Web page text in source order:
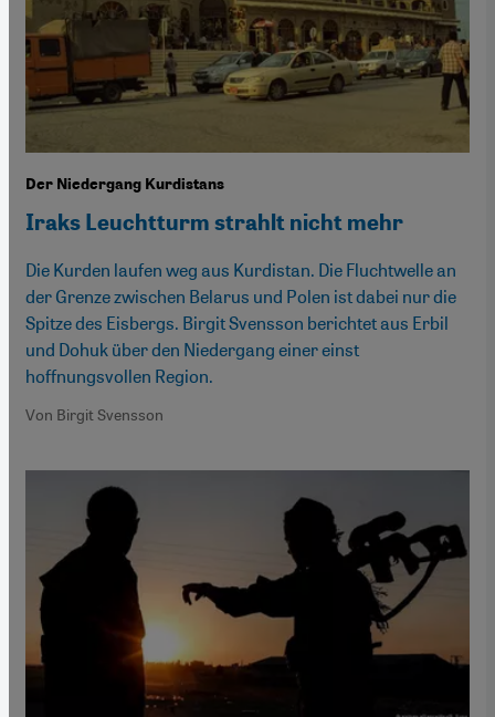
Der Niedergang Kurdistans
Iraks Leuchtturm strahlt nicht mehr
Die Kurden laufen weg aus Kurdistan. Die Fluchtwelle an
der Grenze zwischen Belarus und Polen ist dabei nur die
Spitze des Eisbergs. Birgit Svensson berichtet aus Erbil
und Dohuk über den Niedergang einer einst
hoffnungsvollen Region.
Von Birgit Svensson